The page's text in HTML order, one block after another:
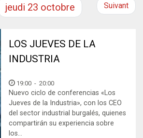
jeudi 23 octobre Suivant
LOS JUEVES DE LA
INDUSTRIA
19:00 -20:00
Nuevo ciclo de conferencias «Los
Jueves de la Industria», con los CEO
del sector industrial burgalés, quienes
compartirán su experiencia sobre
los...